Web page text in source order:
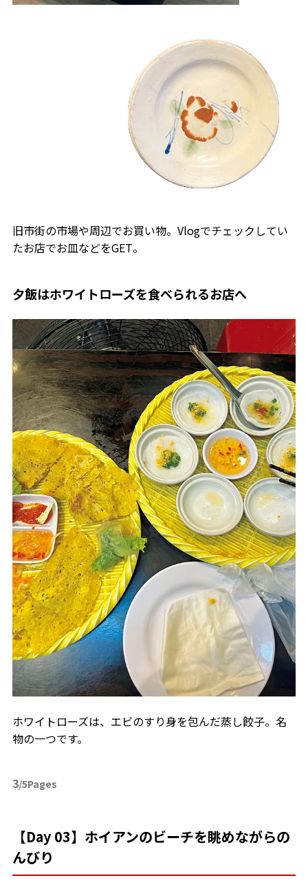
旧市街の市場や周辺でお買い物。Vlogでチェックしてい
たお店でお皿などをGET。
夕飯はホワイトローズを食べられるお店へ
ホワイトローズは、エビのすり身を包んだ蒸し餃子。名
物の一つです。
3/5Pages
【Day 03】ホイアンのビーチを眺めながらの
んびり